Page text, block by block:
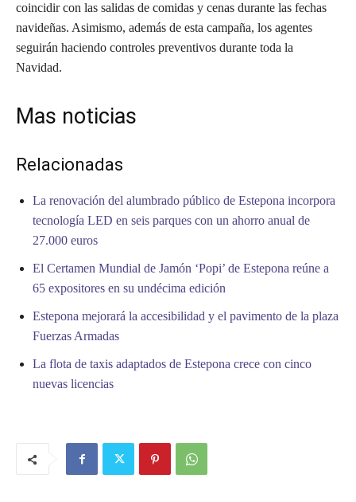
coincidir con las salidas de comidas y cenas durante las fechas
navideñas. Asimismo, además de esta campaña, los agentes
seguirán haciendo controles preventivos durante toda la
Navidad.
Mas noticias
Relacionadas
La renovación del alumbrado público de Estepona incorpora
tecnología LED en seis parques con un ahorro anual de
27.000 euros
El Certamen Mundial de Jamón ‘Popi’ de Estepona reúne a
65 expositores en su undécima edición
Estepona mejorará la accesibilidad y el pavimento de la plaza
Fuerzas Armadas
La flota de taxis adaptados de Estepona crece con cinco
nuevas licencias